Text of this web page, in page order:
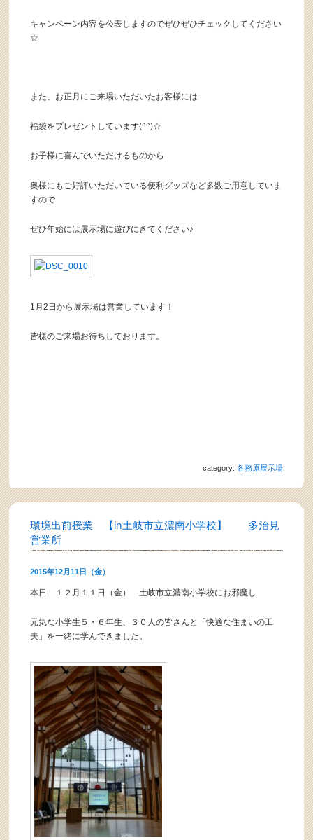
キャンペーン内容を公表しますのでぜひぜひチェックしてください
☆
また、お正月にご来場いただいたお客様には
福袋をプレゼントしています(^^)☆
お子様に喜んでいただけるものから
奥様にもご好評いただいている便利グッズなど多数ご用意していま
すので
ぜひ年始には展示場に遊びにきてください♪
1月2日から展示場は営業しています！
皆様のご来場お待ちしております。
category: 各務原展示場
環境出前授業 【in土岐市立濃南小学校】 多治見
営業所
2015年12月11日（金）
本日 １２月１１日（金） 土岐市立濃南小学校にお邪魔し
元気な小学生５・６年生、３０人の皆さんと「快適な住まいの工
夫」を一緒に学んできました。